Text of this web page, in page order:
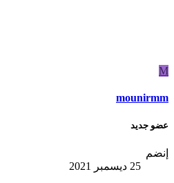
M
mounirmm
عضو جديد
إنضم
25 ديسمبر 2021